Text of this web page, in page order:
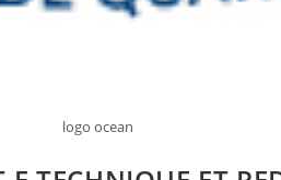
logo ocean